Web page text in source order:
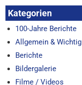
Kategorien
100-Jahre Berichte
Allgemein & Wichtig
Berichte
Bildergalerie
Filme / Videos